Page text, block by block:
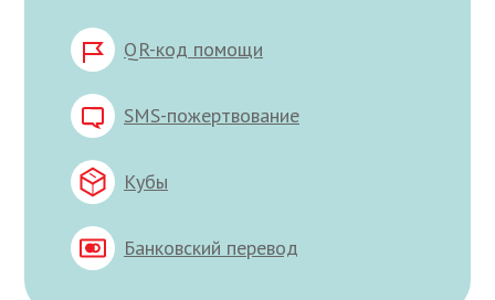
QR-код помощи
SMS-пожертвование
Кубы
Банковский перевод